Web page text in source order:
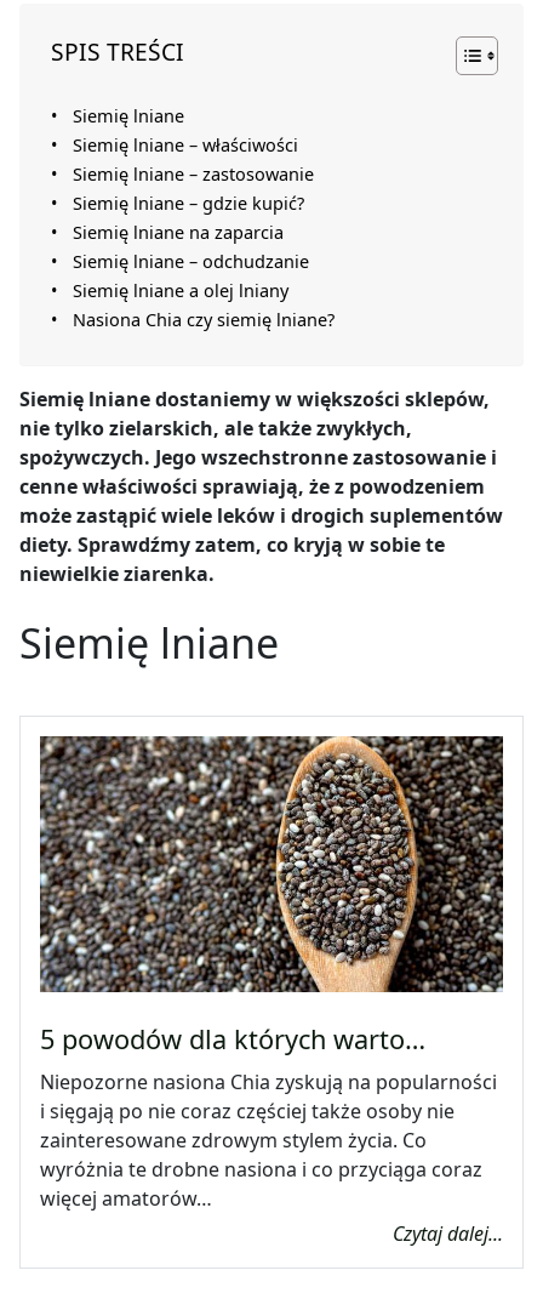
SPIS TREŚCI
Siemię lniane
Siemię lniane – właściwości
Siemię lniane – zastosowanie
Siemię lniane – gdzie kupić?
Siemię lniane na zaparcia
Siemię lniane – odchudzanie
Siemię lniane a olej lniany
Nasiona Chia czy siemię lniane?
Siemię lniane dostaniemy w większości sklepów,
nie tylko zielarskich, ale także zwykłych,
spożywczych. Jego wszechstronne zastosowanie i
cenne właściwości sprawiają, że z powodzeniem
może zastąpić wiele leków i drogich suplementów
diety. Sprawdźmy zatem, co kryją w sobie te
niewielkie ziarenka.
Siemię lniane
5 powodów dla których warto…
Niepozorne nasiona Chia zyskują na popularności
i sięgają po nie coraz częściej także osoby nie
zainteresowane zdrowym stylem życia. Co
wyróżnia te drobne nasiona i co przyciąga coraz
więcej amatorów…
Czytaj dalej...